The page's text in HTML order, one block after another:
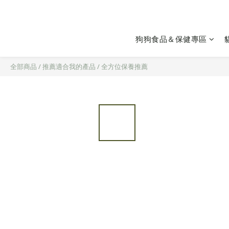
狗狗食品＆保健專區
全部商品 /推薦適合我的產品 /全方位保養推薦